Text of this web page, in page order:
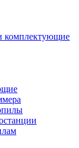
комплектующие